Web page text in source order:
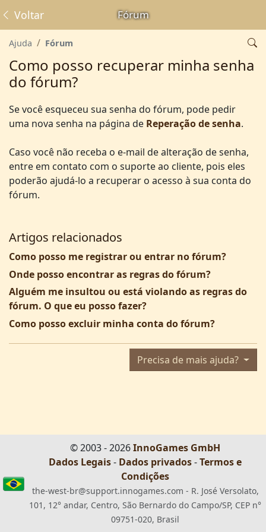
Fórum
Voltar
Ajuda Fórum
Como posso recuperar minha senha
do fórum?
Se você esqueceu sua senha do fórum, pode pedir
uma nova senha na página de Reperação de senha.
Caso você não receba o e-mail de alteração de senha,
entre em contato com o suporte ao cliente, pois eles
poderão ajudá-lo a recuperar o acesso à sua conta do
fórum.
Artigos relacionados
Como posso me registrar ou entrar no fórum?
Onde posso encontrar as regras do fórum?
Alguém me insultou ou está violando as regras do
fórum. O que eu posso fazer?
Como posso excluir minha conta do fórum?
Precisa de mais ajuda?
© 2003 - 2026InnoGames GmbH
Dados Legais- Dados privados-Termos e
Condições
the-west-br@support.innogames.com - R. José Versolato,
101, 12° andar, Centro, São Bernardo do Campo/SP, CEP n°
09751-020, Brasil